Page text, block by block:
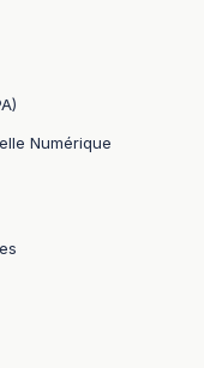
Numérique